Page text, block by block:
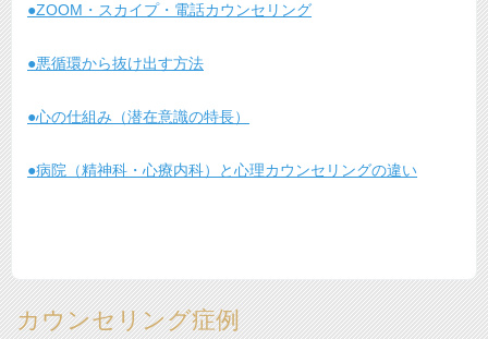
●ZOOM・スカイプ・電話カウンセリング
●悪循環から抜け出す方法
●心の仕組み（潜在意識の特長）
●病院（精神科・心療内科）と心理カウンセリングの違い
カウンセリング症例